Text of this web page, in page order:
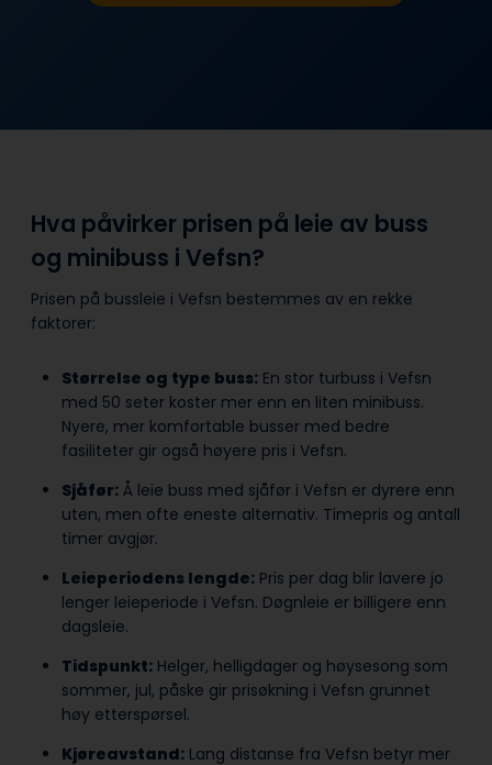
Hva påvirker prisen på leie av buss
og minibuss i Vefsn?
Prisen på bussleie i Vefsn bestemmes av en rekke
faktorer:
Størrelse og type buss: En stor turbuss i Vefsn
med 50 seter koster mer enn en liten minibuss.
Nyere, mer komfortable busser med bedre
fasiliteter gir også høyere pris i Vefsn.
Sjåfør: Å leie buss med sjåfør i Vefsn er dyrere enn
uten, men ofte eneste alternativ. Timepris og antall
timer avgjør.
Leieperiodens lengde: Pris per dag blir lavere jo
lenger leieperiode i Vefsn. Døgnleie er billigere enn
dagsleie.
Tidspunkt: Helger, helligdager og høysesong som
sommer, jul, påske gir prisøkning i Vefsn grunnet
høy etterspørsel.
Kjøreavstand: Lang distanse fra Vefsn betyr mer